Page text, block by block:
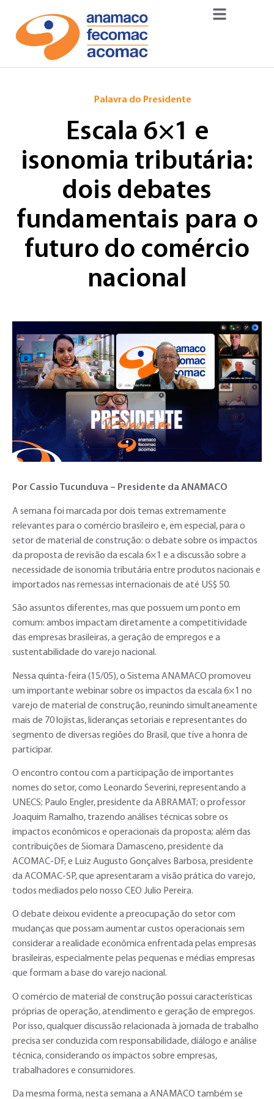
Palavra do Presidente
Escala 6×1 e
isonomia tributária:
dois debates
fundamentais para o
futuro do comércio
nacional
Por Cassio Tucunduva – Presidente da ANAMACO
A semana foi marcada por dois temas extremamente
relevantes para o comércio brasileiro e, em especial, para o
setor de material de construção: o debate sobre os impactos
da proposta de revisão da escala 6×1 e a discussão sobre a
necessidade de isonomia tributária entre produtos nacionais e
importados nas remessas internacionais de até US$ 50.
São assuntos diferentes, mas que possuem um ponto em
comum: ambos impactam diretamente a competitividade
das empresas brasileiras, a geração de empregos e a
sustentabilidade do varejo nacional.
Nessa quinta-feira (15/05), o Sistema ANAMACO promoveu
um importante webinar sobre os impactos da escala 6×1 no
varejo de material de construção, reunindo simultaneamente
mais de 70 lojistas, lideranças setoriais e representantes do
segmento de diversas regiões do Brasil, que tive a honra de
participar.
O encontro contou com a participação de importantes
nomes do setor, como Leonardo Severini, representando a
UNECS; Paulo Engler, presidente da ABRAMAT; o professor
Joaquim Ramalho, trazendo análises técnicas sobre os
impactos econômicos e operacionais da proposta; além das
contribuições de Siomara Damasceno, presidente da
ACOMAC-DF, e Luiz Augusto Gonçalves Barbosa, presidente
da ACOMAC-SP, que apresentaram a visão prática do varejo,
todos mediados pelo nosso CEO Julio Pereira.
O debate deixou evidente a preocupação do setor com
mudanças que possam aumentar custos operacionais sem
considerar a realidade econômica enfrentada pelas empresas
brasileiras, especialmente pelas pequenas e médias empresas
que formam a base do varejo nacional.
O comércio de material de construção possui características
próprias de operação, atendimento e geração de empregos.
Por isso, qualquer discussão relacionada à jornada de trabalho
precisa ser conduzida com responsabilidade, diálogo e análise
técnica, considerando os impactos sobre empresas,
trabalhadores e consumidores.
Da mesma forma, nesta semana a ANAMACO também se